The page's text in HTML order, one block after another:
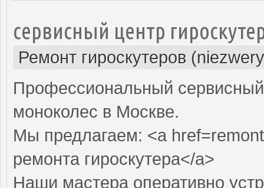
сервисный центр
Ремонт гироскутеров
Профессиональный сервисный
моноколес в Москве.
Мы предлагаем: <a
ремонта гироскутера</a>
Наши мастера оперативно